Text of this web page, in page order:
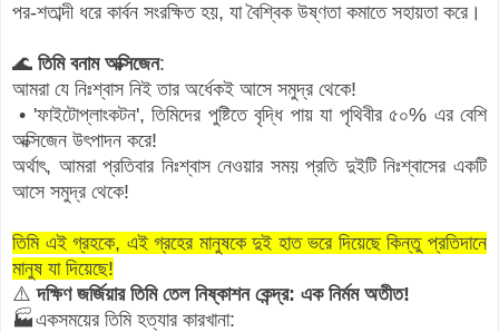
পর-শতাব্দী ধরে কার্বন সংরক্ষিত হয়, যা বৈশ্বিক উষ্ণতা কমাতে সহায়তা করে।
🌊 তিমি বনাম অক্সিজেন:
আমরা যে নিঃশ্বাস নিই তার অর্ধেকই আসে সমুদ্র থেকে!
• 'ফাইটোপ্লাংকটন', তিমিদের পুষ্টিতে বৃদ্ধি পায় যা পৃথিবীর ৫০% এর বেশি
অক্সিজেন উৎপাদন করে!
অর্থাৎ, আমরা প্রতিবার নিঃশ্বাস নেওয়ার সময় প্রতি দুইটি নিঃশ্বাসের একটি
আসে সমুদ্র থেকে!
তিমি এই গ্রহকে, এই গ্রহের মানুষকেদুই হাত ভরে দিয়েছে কিন্তু প্রতিদানে
মানুষ যা দিয়েছে!
⚠️দক্ষিণ জর্জিয়ার তিমি তেল নিষ্কাশন কেন্দ্র: এক নির্মম অতীত!
🏭একসময়ের তিমি হত্যার কারখানা: